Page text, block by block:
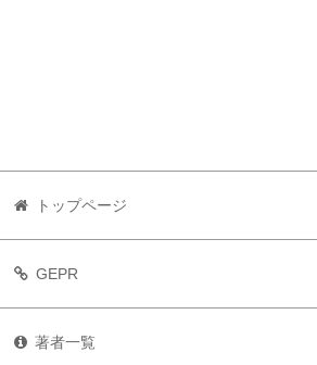
トップページ
GEPR
著者一覧